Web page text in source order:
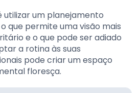
utilizar um planejamento
que permite uma visão mais
e o que pode ser adiado
a rotina às suas
pode criar um espaço
floresça.